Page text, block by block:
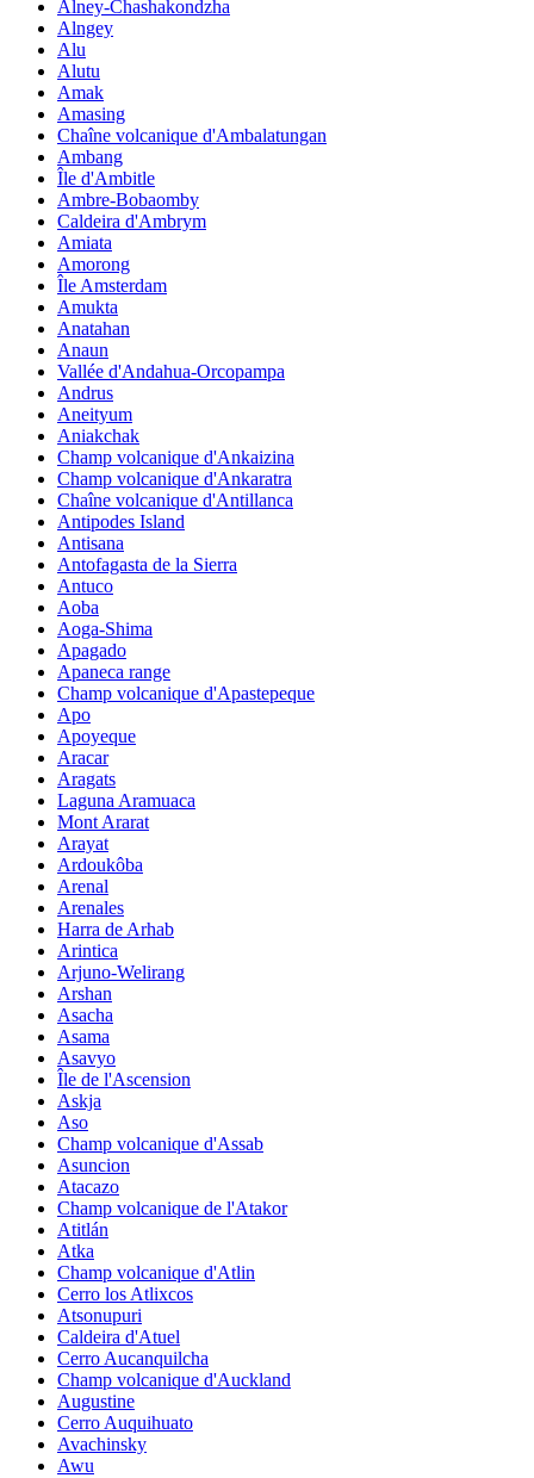
Alney-Chashakondzha
Alngey
Alu
Alutu
Amak
Amasing
Chaîne volcanique d'Ambalatungan
Ambang
Île d'Ambitle
Ambre-Bobaomby
Caldeira d'Ambrym
Amiata
Amorong
Île Amsterdam
Amukta
Anatahan
Anaun
Vallée d'Andahua-Orcopampa
Andrus
Aneityum
Aniakchak
Champ volcanique d'Ankaizina
Champ volcanique d'Ankaratra
Chaîne volcanique d'Antillanca
Antipodes Island
Antisana
Antofagasta de la Sierra
Antuco
Aoba
Aoga-Shima
Apagado
Apaneca range
Champ volcanique d'Apastepeque
Apo
Apoyeque
Aracar
Aragats
Laguna Aramuaca
Mont Ararat
Arayat
Ardoukôba
Arenal
Arenales
Harra de Arhab
Arintica
Arjuno-Welirang
Arshan
Asacha
Asama
Asavyo
Île de l'Ascension
Askja
Aso
Champ volcanique d'Assab
Asuncion
Atacazo
Champ volcanique de l'Atakor
Atitlán
Atka
Champ volcanique d'Atlin
Cerro los Atlixcos
Atsonupuri
Caldeira d'Atuel
Cerro Aucanquilcha
Champ volcanique d'Auckland
Augustine
Cerro Auquihuato
Avachinsky
Awu